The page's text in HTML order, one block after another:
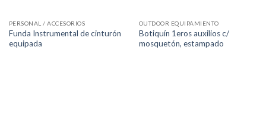
PERSONAL / ACCESORIOS
Funda Instrumental de cinturón
equipada
OUTDOOR EQUIPAMIENTO
Botiquín 1eros auxilios c/
mosquetón, estampado